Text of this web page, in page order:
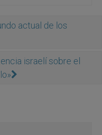
actual de los
israelí sobre el